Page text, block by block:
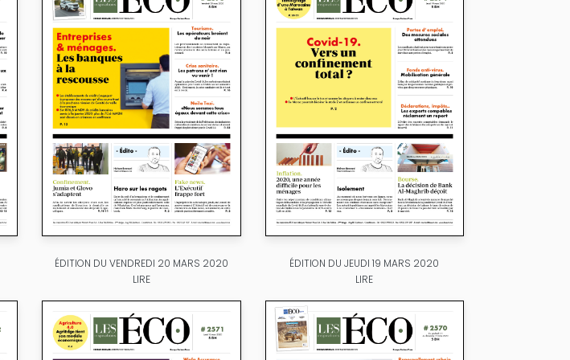
ÉDITION DU VENDREDI 20 MARS 2020
LIRE
ÉDITION DU JEUDI 19 MARS 2020
LIRE